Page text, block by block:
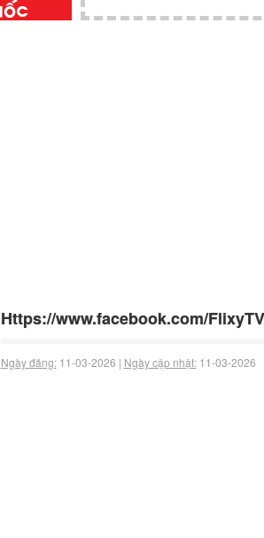
Https://www.facebook.com/
Ngày đăng:11-03-2026 | Ngày cập nhật:11-03-2026